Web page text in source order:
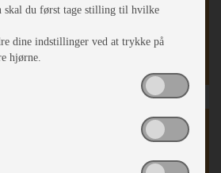
cm
Opredning: 94 x 197 cm
skal du først tage stilling til hvilke
dine indstillinger ved at trykke på
hjørne.